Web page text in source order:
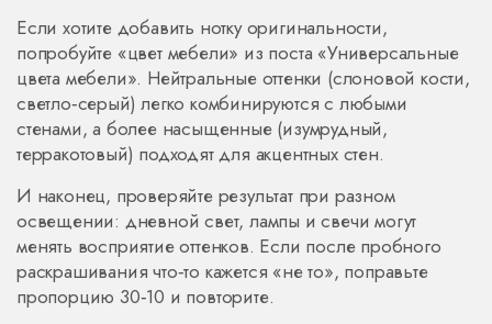
Если хотите добавить нотку оригинальности,
попробуйте «цвет мебели» из поста «Универсальные
цвета мебели». Нейтральные оттенки (слоновой кости,
светло‑серый) легко комбинируются с любыми
стенами, а более насыщенные (изумрудный,
терракотовый) подходят для акцентных стен.
И наконец, проверяйте результат при разном
освещении: дневной свет, лампы и свечи могут
менять восприятие оттенков. Если после пробного
раскрашивания что‑то кажется «не то», поправьте
пропорцию 30‑10 и повторите.